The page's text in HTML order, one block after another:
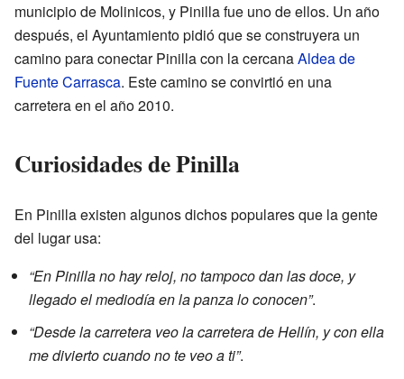
municipio de Molinicos, y Pinilla fue uno de ellos. Un año
después, el Ayuntamiento pidió que se construyera un
camino para conectar Pinilla con la cercanaAldea de
Fuente Carrasca. Este camino se convirtió en una
carretera en el año 2010.
Curiosidades de Pinilla
En Pinilla existen algunos dichos populares que la gente
del lugar usa:
“En Pinilla no hay reloj, no tampoco dan las doce, y
llegado el mediodía en la panza lo conocen”.
“Desde la carretera veo la carretera de Hellín, y con ella
me divierto cuando no te veo a ti”.